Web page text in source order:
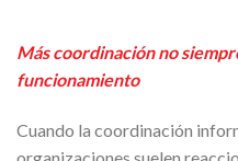
Más coordinación no
funcionamiento
Cuando la coordinación
organizaciones suelen